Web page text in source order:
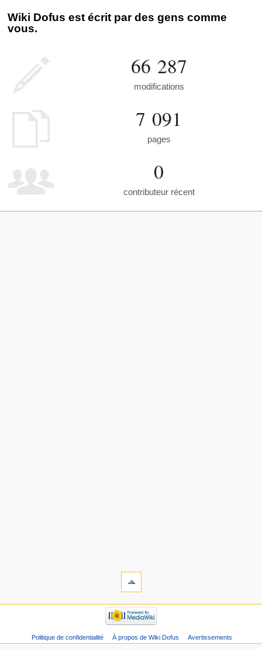
Wiki Dofus est écrit par des gens comme
vous.
66 287
modifications
7 091
pages
0
contributeur récent
Politique de confidentialité À propos de Wiki Dofus Avertissements